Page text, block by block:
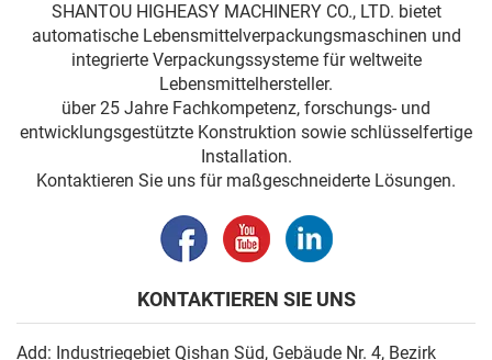
SHANTOU HIGHEASY MACHINERY CO., LTD. bietet
automatische Lebensmittelverpackungsmaschinen und
integrierte Verpackungssysteme für weltweite
Lebensmittelhersteller.
über 25 Jahre Fachkompetenz, forschungs- und
entwicklungsgestützte Konstruktion sowie schlüsselfertige
Installation.
Kontaktieren Sie uns für maßgeschneiderte Lösungen.
KONTAKTIEREN SIE UNS
Add: Industriegebiet Qishan Süd, Gebäude Nr. 4, Bezirk